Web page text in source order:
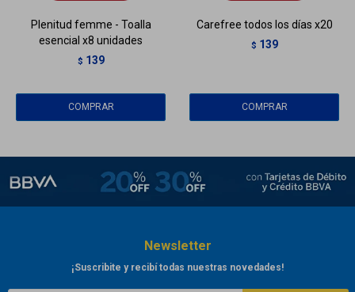
Plenitud femme - Toalla
esencial x8 unidades
$ 139
Carefree todos los días x20
$ 139
Newsletter
¡Suscribite y recibí todas nuestras novedades!